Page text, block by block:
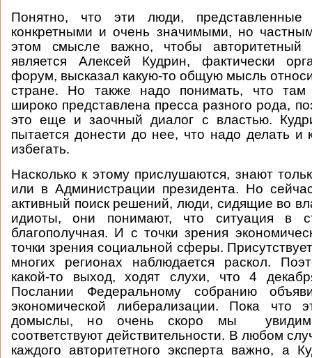
Понятно, что эти люди, представленные
конкретными и очень значимыми, но
этом смысле важно, чтобы авторитетный
является Алексей Кудрин, фактически
форум, высказал какую-то общую мысль
стране. Но также надо понимать, что там
широко представлена пресса разного рода,
это еще и заочный диалог с властью.
пытается донести до нее, что надо делать и
избегать.
Насколько к этому прислушаются, знают
или в Администрации президента. Но
активный поиск решений, люди, сидящие во
идиоты, они понимают, что ситуация в
благополучная. И с точки зрения
точки зрения социальной сферы.
многих регионах наблюдается раскол.
какой-то выход, ходят слухи, что 4
Послании Федеральному собранию
экономической либерализации. Пока что
домыслы, но очень скоро мы увидим,
соответствуют действительности. В любом
каждого авторитетного эксперта важно, а